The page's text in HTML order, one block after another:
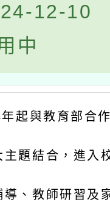
12-10
中
起與教育部合
主題結合，進入
導、教師研習及